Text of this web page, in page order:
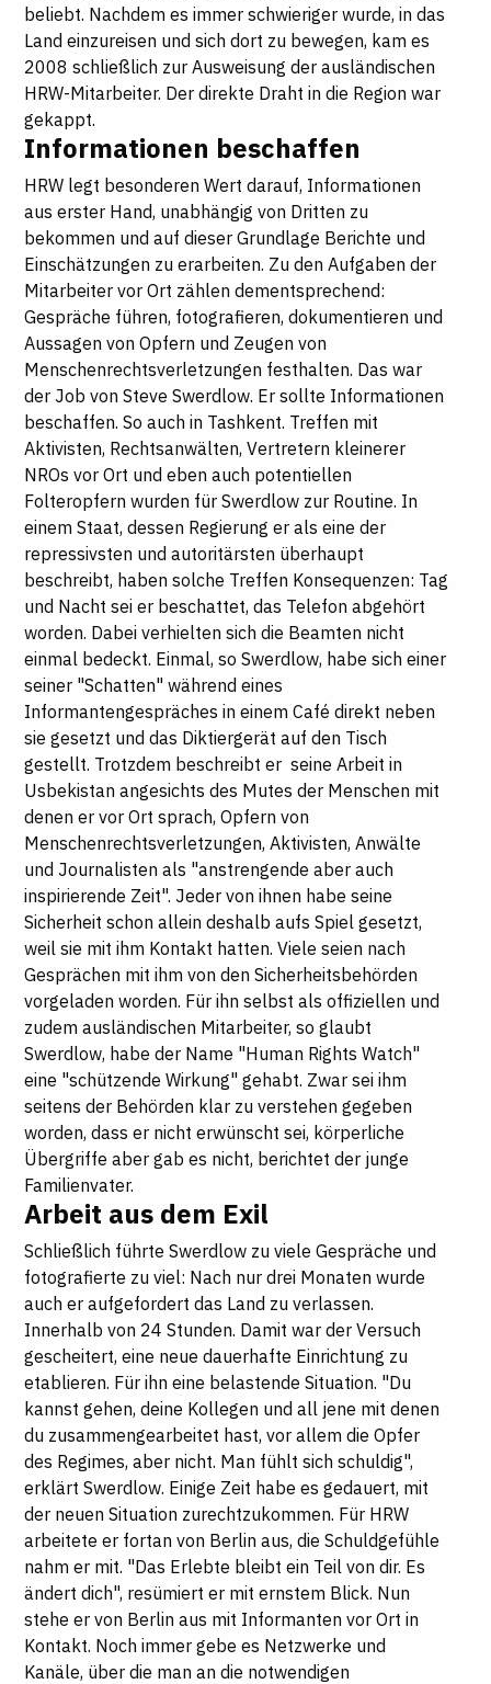
beliebt. Nachdem es immer schwieriger wurde, in das
Land einzureisen und sich dort zu bewegen, kam es
2008 schließlich zur Ausweisung der ausländischen
HRW-Mitarbeiter. Der direkte Draht in die Region war
gekappt.
Informationen beschaffen
HRW legt besonderen Wert darauf, Informationen
aus erster Hand, unabhängig von Dritten zu
bekommen und auf dieser Grundlage Berichte und
Einschätzungen zu erarbeiten. Zu den Aufgaben der
Mitarbeiter vor Ort zählen dementsprechend:
Gespräche führen, fotografieren, dokumentieren und
Aussagen von Opfern und Zeugen von
Menschenrechtsverletzungen festhalten. Das war
der Job von Steve Swerdlow. Er sollte Informationen
beschaffen. So auch in Tashkent. Treffen mit
Aktivisten, Rechtsanwälten, Vertretern kleinerer
NROs vor Ort und eben auch potentiellen
Folteropfern wurden für Swerdlow zur Routine. In
einem Staat, dessen Regierung er als eine der
repressivsten und autoritärsten überhaupt
beschreibt, haben solche Treffen Konsequenzen: Tag
und Nacht sei er beschattet, das Telefon abgehört
worden. Dabei verhielten sich die Beamten nicht
einmal bedeckt. Einmal, so Swerdlow, habe sich einer
seiner "Schatten" während eines
Informantengespräches in einem Café direkt neben
sie gesetzt und das Diktiergerät auf den Tisch
gestellt. Trotzdem beschreibt er seine Arbeit in
Usbekistan angesichts des Mutes der Menschen mit
denen er vor Ort sprach, Opfern von
Menschenrechtsverletzungen, Aktivisten, Anwälte
und Journalisten als "anstrengende aber auch
inspirierende Zeit". Jeder von ihnen habe seine
Sicherheit schon allein deshalb aufs Spiel gesetzt,
weil sie mit ihm Kontakt hatten. Viele seien nach
Gesprächen mit ihm von den Sicherheitsbehörden
vorgeladen worden. Für ihn selbst als offiziellen und
zudem ausländischen Mitarbeiter, so glaubt
Swerdlow, habe der Name "Human Rights Watch"
eine "schützende Wirkung" gehabt. Zwar sei ihm
seitens der Behörden klar zu verstehen gegeben
worden, dass er nicht erwünscht sei, körperliche
Übergriffe aber gab es nicht, berichtet der junge
Familienvater.
Arbeit aus dem Exil
Schließlich führte Swerdlow zu viele Gespräche und
fotografierte zu viel: Nach nur drei Monaten wurde
auch er aufgefordert das Land zu verlassen.
Innerhalb von 24 Stunden. Damit war der Versuch
gescheitert, eine neue dauerhafte Einrichtung zu
etablieren. Für ihn eine belastende Situation. "Du
kannst gehen, deine Kollegen und all jene mit denen
du zusammengearbeitet hast, vor allem die Opfer
des Regimes, aber nicht. Man fühlt sich schuldig",
erklärt Swerdlow. Einige Zeit habe es gedauert, mit
der neuen Situation zurechtzukommen. Für HRW
arbeitete er fortan von Berlin aus, die Schuldgefühle
nahm er mit. "Das Erlebte bleibt ein Teil von dir. Es
ändert dich", resümiert er mit ernstem Blick. Nun
stehe er von Berlin aus mit Informanten vor Ort in
Kontakt. Noch immer gebe es Netzwerke und
Kanäle, über die man an die notwendigen